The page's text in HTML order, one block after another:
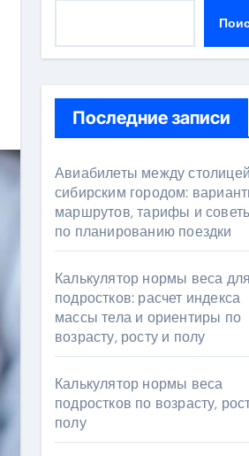
Последние записи
Авиабилеты между
сибирским городом:
маршрутов, тарифы и
по планированию поездки
Калькулятор нормы веса для
подростков: расчет индекса
массы тела и ориентиры по
возрасту, росту и полу
Калькулятор нормы веса
подростков по возрасту,
полу